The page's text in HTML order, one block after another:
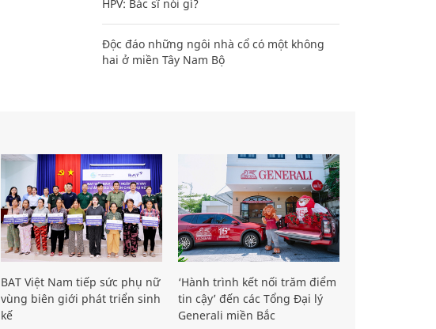
HPV: Bác sĩ nói gì?
Độc đáo những ngôi nhà cổ có một không
hai ở miền Tây Nam Bộ
BAT Việt Nam tiếp sức phụ nữ
vùng biên giới phát triển sinh
kế
‘Hành trình kết nối trăm điểm
tin cậy’ đến các Tổng Đại lý
Generali miền Bắc